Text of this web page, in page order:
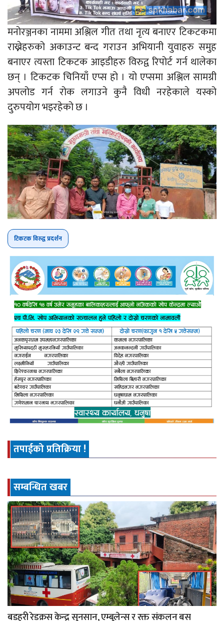
मनोरञ्जनका नाममा अश्लिल गीत तथा नृत्य बनाएर टिकटकमा
राख्नेहरुको अकाउन्ट बन्द गराउन अभियानी युवाहरु समुह
बनाएर त्यस्ता टिकटक आइडीहरु विरुद्व रिपोर्ट गर्न थालेका
छन् । टिकटक चिनियाँ एप्स हो । यो एप्समा अश्लिल सामग्री
अपलोड गर्न रोक लगाउने कुनै विधी नरहेकाले यस्को
दुरुपयोग भइरहेको छ ।
टिकटक विरुद्व प्रदर्शन
तपाईको प्रतिक्रिया !
सम्बन्धित खबर
बडहरी रेडक्रस केन्द्र सुनसान, एम्बुलेन्स र रक्त संकलन बस